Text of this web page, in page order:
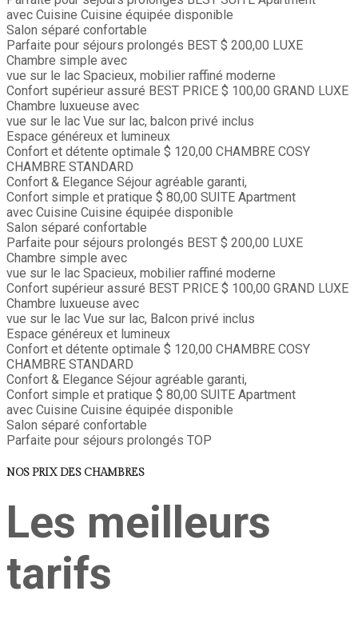
avec Cuisine Cuisine équipée disponible
Salon séparé confortable
Parfaite pour séjours prolongés BEST $ 200,00 LUXE
Chambre simple avec
vue sur le lac Spacieux, mobilier raffiné moderne
Confort supérieur assuré BEST PRICE $ 100,00 GRAND LUXE
Chambre luxueuse avec
vue sur le lac Vue sur lac, balcon privé inclus
Espace généreux et lumineux
Confort et détente optimale $ 120,00 CHAMBRE COSY
CHAMBRE STANDARD
Confort & Elegance Séjour agréable garanti,
Confort simple et pratique $ 80,00 SUITE Apartment
avec Cuisine Cuisine équipée disponible
Salon séparé confortable
Parfaite pour séjours prolongés BEST $ 200,00 LUXE
Chambre simple avec
vue sur le lac Spacieux, mobilier raffiné moderne
Confort supérieur assuré BEST PRICE $ 100,00 GRAND LUXE
Chambre luxueuse avec
vue sur le lac Vue sur lac, Balcon privé inclus
Espace généreux et lumineux
Confort et détente optimale $ 120,00 CHAMBRE COSY
CHAMBRE STANDARD
Confort & Elegance Séjour agréable garanti,
Confort simple et pratique $ 80,00 SUITE Apartment
avec Cuisine Cuisine équipée disponible
Salon séparé confortable
Parfaite pour séjours prolongés TOP
NOS PRIX DES CHAMBRES
Les meilleurs
tarifs